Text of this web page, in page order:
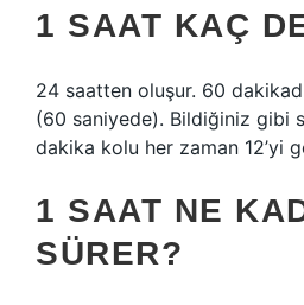
1 SAAT KAÇ
24 saatten oluşur. 60
(60 saniyede). Bildiğiniz gibi
dakika kolu her zaman 12’yi
1 SAAT NE
SÜRER?